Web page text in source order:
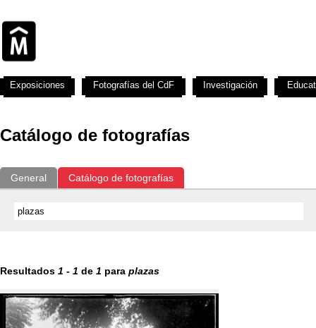
Catálogo de fotografías
General Catálogo de fotografías
Resultados 1 - 1 de 1 para plazas
Exposiciones Fotografías del CdF Investigación